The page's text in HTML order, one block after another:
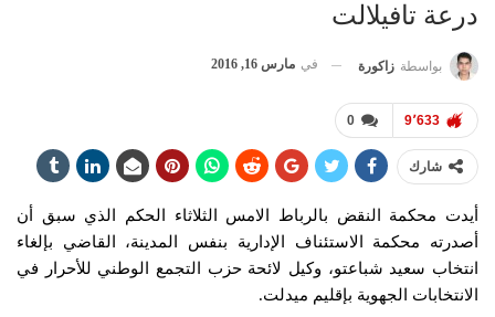
درعة تافيلالت
بواسطة زاكورة في مارس 16, 2016
0 9٬633
شارك
أيدت محكمة النقض بالرباط الامس الثلاثاء الحكم الذي سبق أن
أصدرته محكمة الاستئناف الإدارية بنفس المدينة، القاضي بإلغاء
انتخاب سعيد شباعتو، وكيل لائحة حزب التجمع الوطني للأحرار في
الانتخابات الجهوية بإقليم ميدلت.